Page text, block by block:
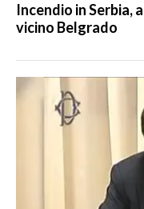
Incendio in Serbia,
vicino Belgrado